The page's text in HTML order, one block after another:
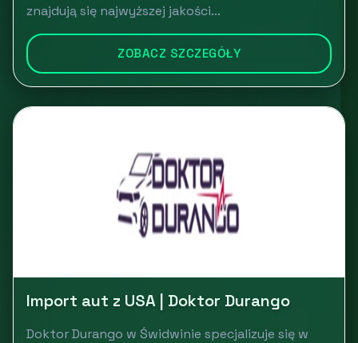
znajdują się najwyższej jakości...
ZOBACZ SZCZEGÓŁY
Import aut z USA | Doktor Durango
Doktor Durango w Świdwinie specjalizuje się w